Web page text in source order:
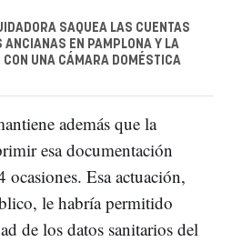
SAQUEA LAS CUENTAS
ANCIANAS EN PAMPLONA Y LA
CON UNA CÁMARA DOMÉSTICA
además que la
esa documentación
Esa actuación,
le habría permitido
de los datos sanitarios del